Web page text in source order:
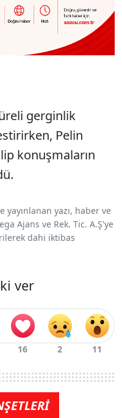
gerginlik
Pelin
konuşmaların
yazı, haber ve
Ajans ve Rek. Tic. A.Ş'ye
dahi iktibas
ver